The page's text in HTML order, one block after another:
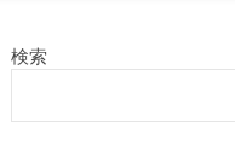
検索